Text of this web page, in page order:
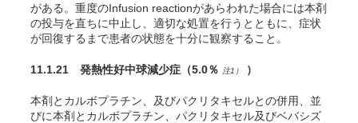
がある。重度のInfusion reactionがあらわれた場合には本剤
の投与を直ちに中止し、適切な処置を行うとともに、症状
が回復するまで患者の状態を十分に観察すること。
11.1.21 発熱性好中球減少症 （5.0％ 注1） ）
本剤とカルボプラチン、及びパクリタキセルとの併用、並
びに本剤とカルボプラチン、パクリタキセル及びベバシズ